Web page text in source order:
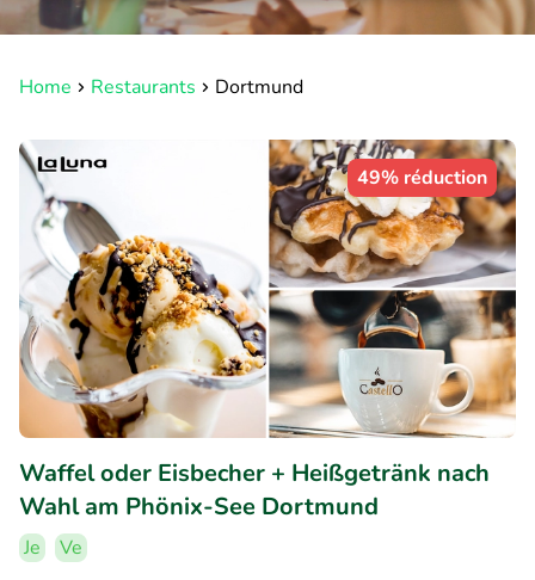
Home Restaurants Dortmund
49% réduction
Waffel oder Eisbecher + Heißgetränk nach
Wahl am Phönix-See Dortmund
Je
Ve